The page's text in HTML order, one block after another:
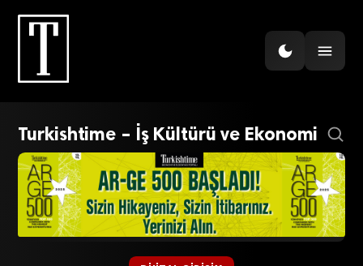
Turkishtime – İş Kültürü ve Ekonomi